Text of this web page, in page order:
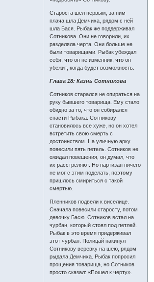
Староста шел первым, за ним
плача шла Демчиха, рядом с ней
шла Бася. Рыбак же поддерживал
Сотникова. Они не говорили, их
разделяла черта. Они больше не
были товарищами. Рыбак убеждал
себя, что он не изменник, что он
убежит, когда будет возможность.
Глава 18: Казнь Сотникова
Сотников старался не опираться на
руку бывшего товарища. Ему стало
обидно за то, что он собирался
спасти Рыбака. Сотникову
становилось все хуже, но он хотел
встретить свою смерть с
достоинством. На уличную арку
повесили пять петель. Сотников не
ожидал повешения, он думал, что
их расстреляют. Но партизан ничего
не мог с этим поделать, поэтому
пришлось смириться с такой
смертью.
Пленников подвели к виселице.
Сначала повесили старосту, потом
девочку Басю. Сотников встал на
чурбан, который стоял под петлей.
Рыбак в это время придерживал
этот чурбан. Полицай накинул
Сотникову веревку на шею, рядом
рыдала Демчиха. Рыбак попросил
прощения товарища, но Сотников
просто сказал: «Пошел к черту».